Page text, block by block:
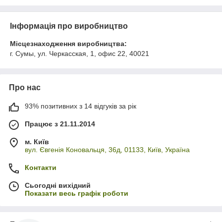
Інформація про виробництво
Місцезнаходження виробництва:
г. Сумы, ул. Черкасская, 1, офис 22, 40021
Про нас
93% позитивних з 14 відгуків за рік
Працює з 21.11.2014
м. Київ
вул. Євгенія Коновальця, 36д, 01133, Київ, Україна
Контакти
Сьогодні вихідний
Показати весь графік роботи